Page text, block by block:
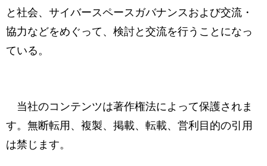
と社会、サイバースペースガバナンスおよび交流・
協力などをめぐって、検討と交流を行うことになっ
ている。
当社のコンテンツは著作権法によって保護されま
す。無断転用、複製、掲載、転載、営利目的の引用
は禁じます。